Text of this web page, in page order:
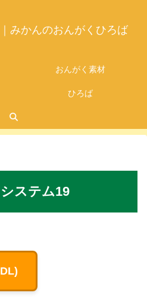
みかんのおんがくひろば
おんがく素材
ひろば
システム19